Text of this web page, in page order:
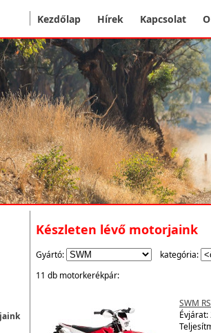
Kezdőlap Hírek Kapcsolat
Készleten lévő motorjaink
Gyártó:
kategória:
11 db motorkerékpár:
SWM
Évjárat: